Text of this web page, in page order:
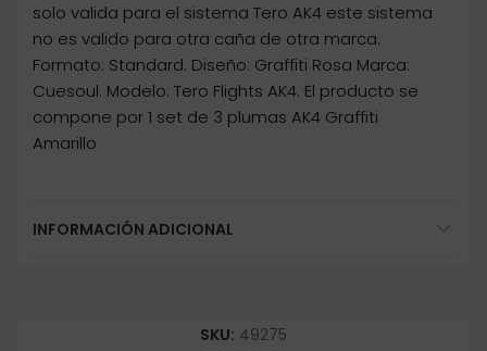
solo valida para el sistema Tero AK4 este sistema
no es valido para otra caña de otra marca.
Formato: Standard. Diseño: Graffiti Rosa Marca:
Cuesoul. Modelo: Tero Flights AK4. El producto se
compone por 1 set de 3 plumas AK4 Graffiti
Amarillo
INFORMACIÓN ADICIONAL
SKU: 49275